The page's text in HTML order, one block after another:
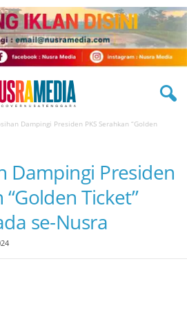
Dampingi Presiden PKS Serahkan “Golden
Dampingi Presiden
“Golden Ticket”
se-Nusra